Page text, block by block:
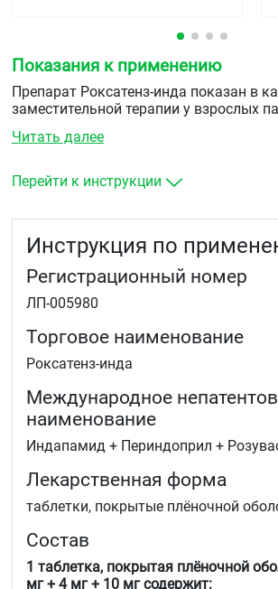
Показания к применению
Препарат Роксатенз-инда показан в
заместительной терапии у взрослых
приёмом индапамида, периндоприла и
лечении артериальной гипертензии и
гиперхолестеринемии (тип IIb по
гиперхолестеринемии.
Читать далее
Перейти к инструкции
Инструкция по
Регистрационный номер
ЛП-005980
Торговое наименование
Роксатенз-инда
Международное
наименование
Индапамид + Периндоприл +
Лекарственная форма
таблетки, покрытые плёночной
Состав
1 таблетка, покрытая плёночной
мг + 4 мг + 10 мг содержит: